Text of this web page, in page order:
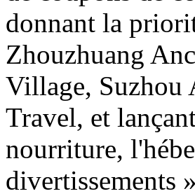
donnant la
Zhouzhuang
Village, Suzhou
Travel, et
nourriture,
divertissements